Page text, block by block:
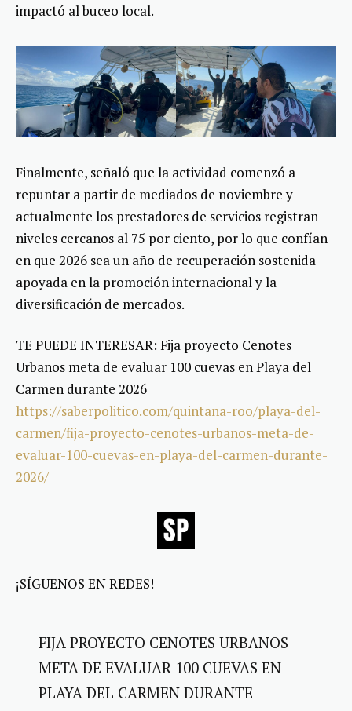
impactó al buceo local.
Finalmente, señaló que la actividad comenzó a
repuntar a partir de mediados de noviembre y
actualmente los prestadores de servicios registran
niveles cercanos al 75 por ciento, por lo que confían
en que 2026 sea un año de recuperación sostenida
apoyada en la promoción internacional y la
diversificación de mercados.
TE PUEDE INTERESAR: Fija proyecto Cenotes
Urbanos meta de evaluar 100 cuevas en Playa del
Carmen durante 2026
https://saberpolitico.com/quintana-roo/playa-del-
carmen/fija-proyecto-cenotes-urbanos-meta-de-
evaluar-100-cuevas-en-playa-del-carmen-durante-
2026/
¡SÍGUENOS EN REDES!
FIJA PROYECTO CENOTES URBANOS
META DE EVALUAR 100 CUEVAS EN
PLAYA DEL CARMEN DURANTE